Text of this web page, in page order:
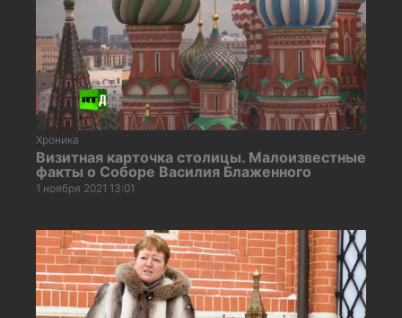
Хроника
Визитная карточка столицы. Малоизвестные
факты о Соборе Василия Блаженного
1 ноября 2021 13:01